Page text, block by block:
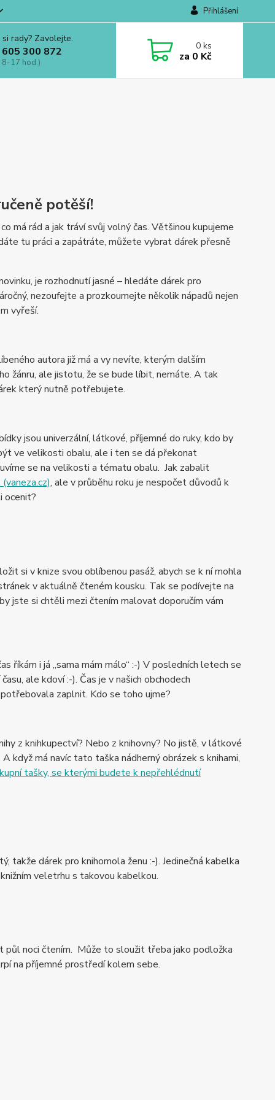
Přihlášení
rady? Zavolejte.
300 872
8-17 hod.)
0ks
za 0 Kč
potěší!
má rád a jak tráví svůj volný čas. Většinou kupujeme
tu práci a zapátráte, můžete vybrat dárek přesně
je rozhodnutí jasné – hledáte dárek pro
nezoufejte a prozkoumejte několik nápadů nejen
vyřeší.
autora již má a vy nevíte, kterým dalším
žánru, ale jistotu, že se bude líbit, nemáte. A tak
který nutně potřebujete.
jsou univerzální, látkové, příjemné do ruky, kdo by
ve velikosti obalu, ale i ten se dá překonat
se na velikosti a tématu obalu. Jak zabalit
, ale v průběhu roku je nespočet důvodů k
ocenit?
si v knize svou oblíbenou pasáž, abych se k ní mohla
v aktuálně čteném kousku. Tak se podívejte na
jste si chtěli mezi čtením malovat doporučím vám
říkám i já „sama mám málo“ :-) V posledních letech se
ale kdoví :-). Čas je v našich obchodech
zaplnit. Kdo se toho ujme?
z knihkupectví? Nebo z knihovny? No jistě, v látkové
když má navíc tato taška nádherný obrázek s knihami,
tašky, se kterými budete k nepřehlédnutí
takže dárek pro knihomola ženu :-). Jedinečná kabelka
veletrhu s takovou kabelkou.
půl noci čtením. Může to sloužit třeba jako podložka
na příjemné prostředí kolem sebe.